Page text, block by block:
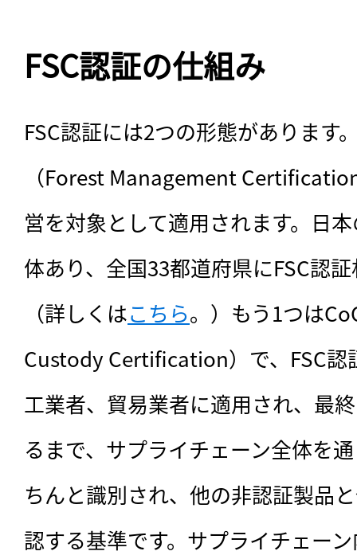
FSC認証の仕組み
FSC認証には2つの形態があります
（Forest Management
営を対象として適用されます。日
体あり、全国33都道府県にFSC認
（詳しくはこちら。）もう1つは
Custody Certification）で、FSC認
工業者、貿易業者に適用され、最
るまで、サプライチェーン全体を
ちんと識別され、他の非認証製品
認する基準です。サプライチェー